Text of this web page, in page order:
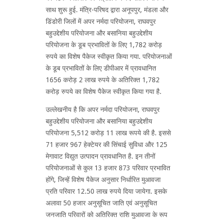
साथ शुरू हुई. मंत्रि-परिषद द्वारा अनूपपुर, मंडला और
डिंडोरी जिलों में अपर नर्मदा परियोजना, राघवपुर
बहुउद्देशीय परियोजना और बसानिया बहुउद्देशीय
परियोजना के डूब प्रभावितों के लिए 1,782 करोड़
रुपये का विशेष पैकेज स्वीकृत किया गया. परियोजनाओं
के डूब प्रभावितों के लिए डीपीआर में प्रावधानित
1656 करोड़ 2 लाख रुपये के अतिरिक्त 1,782
करोड़ रुपये का विशेष पैकेज स्वीकृत किया गया है.
उल्लेखनीय है कि अपर नर्मदा परियोजना, राघवपुर
बहुउद्देशीय परियोजना और बसानिया बहुउद्देशीय
परियोजना 5,512 करोड़ 11 लाख रूपये की है. इससे
71 हजार 967 हेक्टेयर की सिंचाई सुविधा और 125
मेगावाट विद्युत उत्पादन प्रावधानित है. इन तीनों
परियोजनाओं से कुल 13 हजार 873 परिवार प्रभावित
होंगे, जिन्हें विशेष पैकेज अनुसार निर्धारित मुआवजा
प्रति परिवार 12.50 लाख रुपये दिया जायेगा. इसके
अलावा 50 हजार अनुसूचित जाति एवं अनुसूचित
जनजाति परिवारों को अतिरिक्त राशि मुआवजा के रूप